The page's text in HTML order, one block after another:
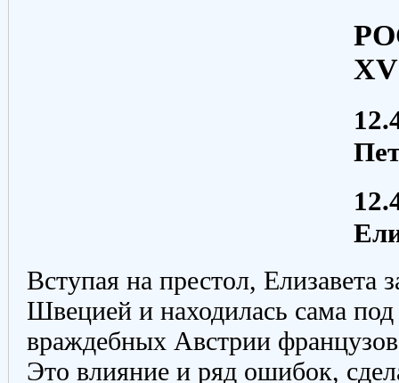
Вступая на престол, Елизавета
Швецией и находилась сама
враждебных Австрии
Это влияние и ряд ошибок,